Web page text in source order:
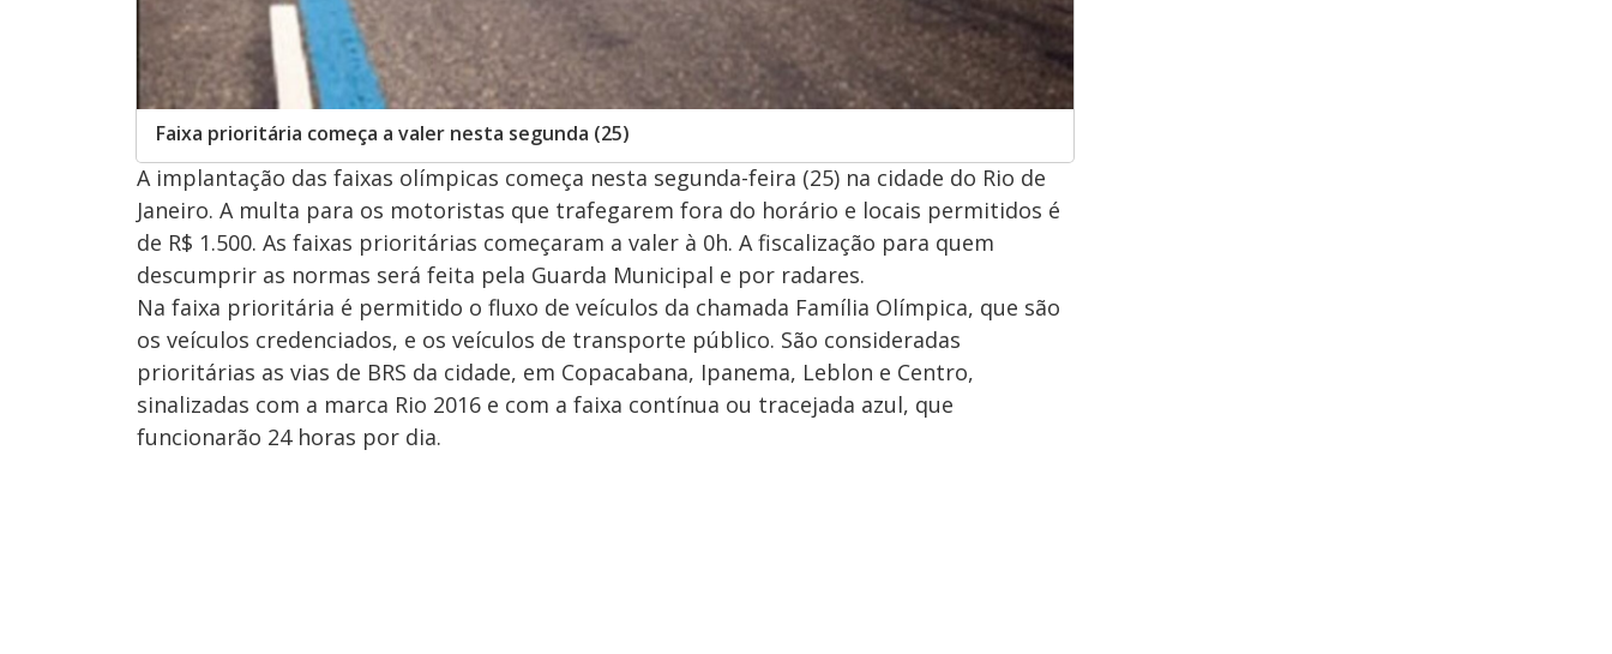
Faixa prioritária começa a valer nesta segunda (25)
A implantação das faixas olímpicas começa nesta segunda-feira (25) na cidade do Rio de
Janeiro. A multa para os motoristas que trafegarem fora do horário e locais permitidos é
de R$ 1.500. As faixas prioritárias começaram a valer à 0h. A fiscalização para quem
descumprir as normas será feita pela Guarda Municipal e por radares.
Na faixa prioritária é permitido o fluxo de veículos da chamada Família Olímpica, que são
os veículos credenciados, e os veículos de transporte público. São consideradas
prioritárias as vias de BRS da cidade, em Copacabana, Ipanema, Leblon e Centro,
sinalizadas com a marca Rio 2016 e com a faixa contínua ou tracejada azul, que
funcionarão 24 horas por dia.